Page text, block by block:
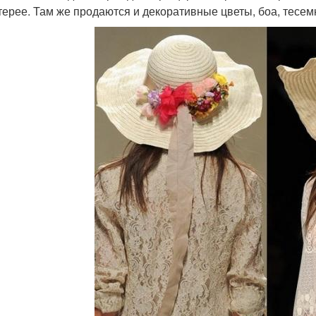
Там же продаются и декоративные цветы, боа,